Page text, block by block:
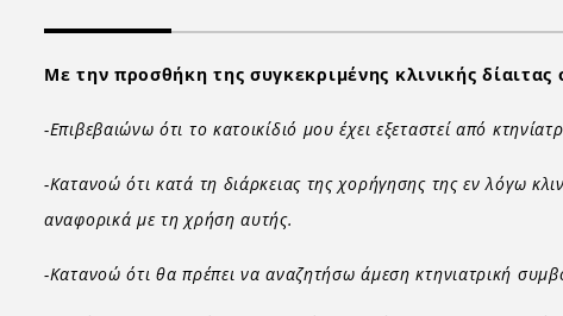
Με την προσθήκη της συγκεκριμένης κλινικής
-Επιβεβαιώνω ότι το κατοικίδιό μου έχει εξεταστεί από
-Κατανοώ ότι κατά τη διάρκειας της χορήγησης της εν λόγω
αναφορικά με τη χρήση αυτής.
-Κατανοώ ότι θα πρέπει να αναζητήσω άμεση κτηνιατρική